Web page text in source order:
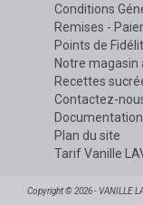
Conditions
Remises -
Points de
Notre magasin
Recettes
Contactez-
Plan du site
Tarif Vanille
Copyright © 2026 - VANILLE